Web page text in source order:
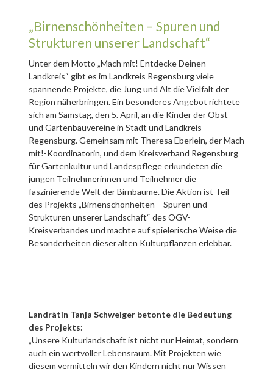
„Birnenschönheiten – Spuren und
Strukturen unserer Landschaft“
Unter dem Motto „Mach mit! Entdecke Deinen
Landkreis“ gibt es im Landkreis Regensburg viele
spannende Projekte, die Jung und Alt die Vielfalt der
Region näherbringen. Ein besonderes Angebot richtete
sich am Samstag, den 5. April, an die Kinder der Obst-
und Gartenbauvereine in Stadt und Landkreis
Regensburg. Gemeinsam mit Theresa Eberlein, der Mach
mit!-Koordinatorin, und dem Kreisverband Regensburg
für Gartenkultur und Landespflege erkundeten die
jungen Teilnehmerinnen und Teilnehmer die
faszinierende Welt der Birnbäume. Die Aktion ist Teil
des Projekts „Birnenschönheiten – Spuren und
Strukturen unserer Landschaft“ des OGV-
Kreisverbandes und machte auf spielerische Weise die
Besonderheiten dieser alten Kulturpflanzen erlebbar.
Landrätin Tanja Schweiger betonte die Bedeutung
des Projekts:
„Unsere Kulturlandschaft ist nicht nur Heimat, sondern
auch ein wertvoller Lebensraum. Mit Projekten wie
diesem vermitteln wir den Kindern nicht nur Wissen